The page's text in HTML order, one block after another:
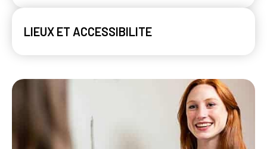
LIEUX ET ACCESSIBILITE